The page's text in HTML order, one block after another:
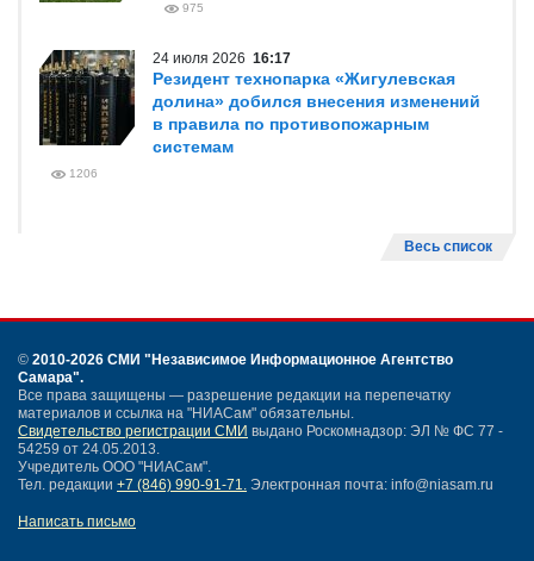
975
24 июля 2026 16:17
Резидент технопарка «Жигулевская
долина» добился внесения изменений
в правила по противопожарным
системам
1206
Весь список
© 2010-2026 СМИ "Независимое Информационное Агентство
Самара".
Все права защищены — разрешение редакции на перепечатку
материалов и ссылка на "НИАСам" обязательны.
Свидетельство регистрации СМИ выдано Роскомнадзор: ЭЛ № ФС 77 -
54259 от 24.05.2013.
Учредитель ООО "НИАСам".
Тел. редакции +7 (846) 990-91-71. Электронная почта: info@niasam.ru
Написать письмо